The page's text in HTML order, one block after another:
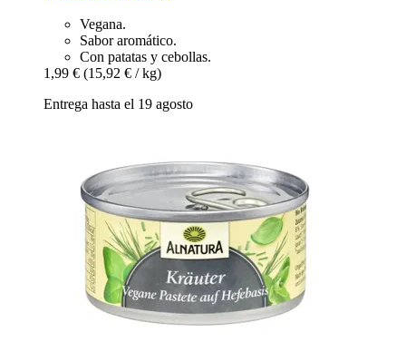
Vegana.
Sabor aromático.
Con patatas y cebollas.
1,99 € (15,92 € / kg)
Entrega hasta el 19 agosto